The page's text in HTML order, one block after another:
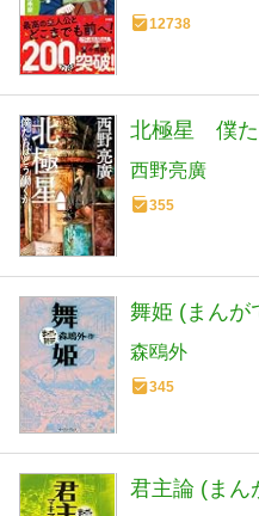
12738
北極星 僕た
西野亮廣
355
舞姫 (まんが
森鴎外
345
君主論 (まん